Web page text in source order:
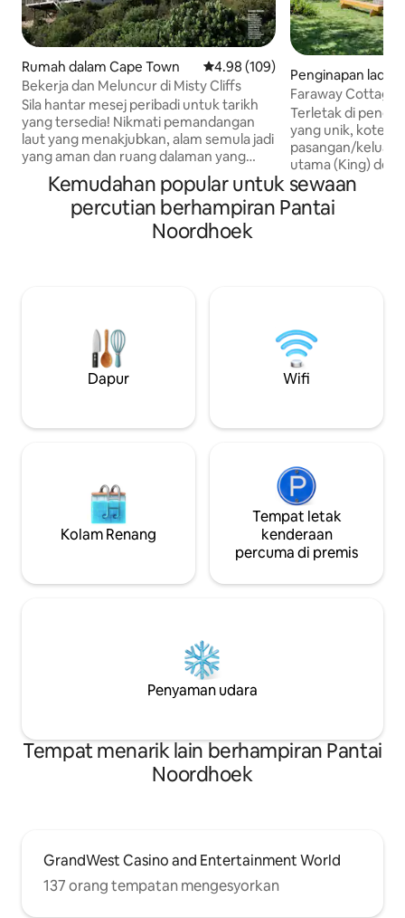
Rumah dalam Cape Town Penarafan purata 4.98 daripada
4.98 (109)
Bekerja dan Meluncur di Misty Cliffs
Sila hantar mesej peribadi untuk tarikh
yang tersedia! Nikmati pemandangan
laut yang menakjubkan, alam semula jadi
yang aman dan ruang dalaman yang
elegan namun selesa. Saksikan matahari
terbenam yang berkilauan atau ikan
paus dan ikan lumba-lumba serta kabus
romantik di atas tebing dengan bunyi
ombak sebagai latar belakang anda yang
gentian yang pantas dan pejabat “sedia
untuk disambungkan”. Sila baca
maklumat mengenai tangga curam ke
rumah + perkara tambahan di bawah.
Penginapan
ape Town
Faraway Cottage
Haiwan & Tab Air
Terletak di
yang unik, kotej
pasangan/
utama (King)
kanak-kanak
3/4), campcot
mandi dengan
kambing kerdil,
kucing
syurga sebenar
sukakan ruang &
Kemudahan popular untuk sewaan
percutian berhampiran Pantai
Noordhoek
Dapur Wifi
Kolam Renang
Tempat letak
kenderaan
percuma di premis
Penyaman udara
Tempat menarik lain berhampiran Pantai
Noordhoek
GrandWest Casino and Entertainment World
137 orang tempatan mengesyorkan